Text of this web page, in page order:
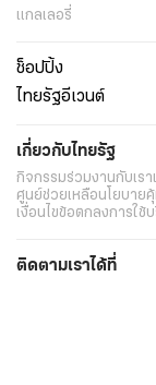
แกลเลอรี่
ช็อปปิ้ง
ไทยรัฐอีเวนต์
เกี่ยวกับไทยรัฐ
กิจกรรมร่วมงานกับเรา
ศูนย์ช่วยเหลือนโยบาย
เงื่อนไขข้อตกลงการใช้
ติดตามเราได้ที่